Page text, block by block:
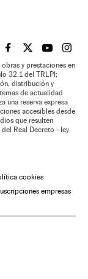
EL PAÍS BRASIL EN
EL PAÍSEL PAÍS
EL
y prestaciones en
32.1 del TRLPI;
distribución y
de actualidad
una reserva expresa
accesibles desde
que resulten
Real Decreto - ley
cookies
empresas